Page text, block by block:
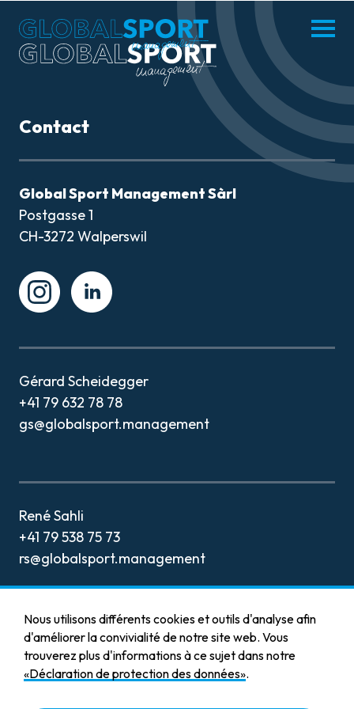
Menü
öffnen
MISSION
ATHLÈTES
ACTUALITÉS
PARTENAIRES
Contact
Global Sport Management Sàrl
Postgasse 1
CH-3272 Walperswil
InstagramInstagram
Gérard Scheidegger
+41 79 632 78 78
gs@globalsport.management
René Sahli
+41 79 538 75 73
rs@globalsport.management
Mentions légales
Nous utilisons différents cookies et outils d'analyse afin
d'améliorer la convivialité de notre site web. Vous
trouverez plus d'informations à ce sujet dans notre
«Déclaration de protection des données».